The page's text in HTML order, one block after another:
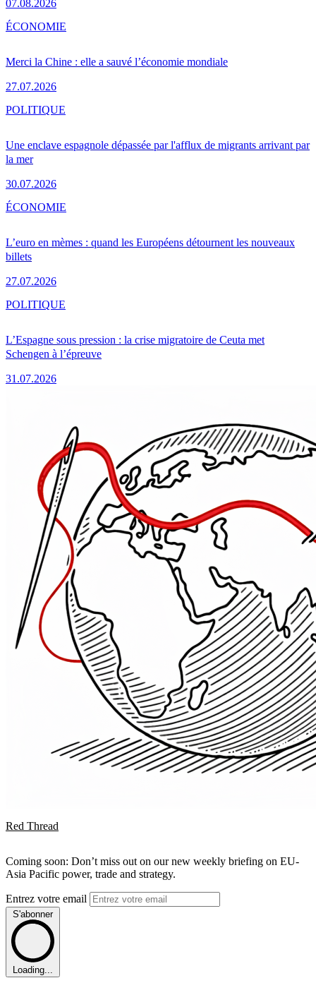
07.08.2026
Merci la Chine : elle a sauvé l’économie mondiale
27.07.2026
ÉCONOMIE
Une enclave espagnole dépassée par l'afflux de migrants arrivant par
la mer
30.07.2026
POLITIQUE
L’euro en mèmes : quand les Européens détournent les nouveaux
billets
27.07.2026
ÉCONOMIE
L’Espagne sous pression : la crise migratoire de Ceuta met
Schengen à l’épreuve
31.07.2026
POLITIQUE
Red Thread
Coming soon: Don’t miss out on our new weekly briefing on EU-
Asia Pacific power, trade and strategy.
Entrez votre email
S'abonner
Loading...